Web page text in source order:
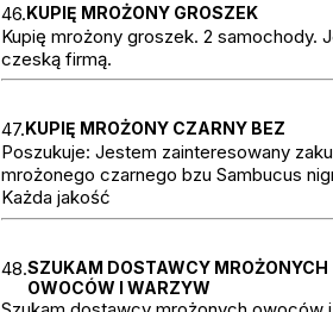
46.KUPIĘ MROŻONY GROSZEK
Kupię mrożony groszek. 2 samochody.
czeską firmą.
47.KUPIĘ MROŻONY CZARNY BEZ
Poszukuje: Jestem zainteresowany
mrożonego czarnego bzu Sambucus
Każda jakość
48.SZUKAM DOSTAWCY MROŻONYCH
OWOCÓW I WARZYW